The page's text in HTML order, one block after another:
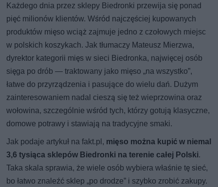
Każdego dnia przez sklepy Biedronki przewija się ponad
pięć milionów klientów. Wśród najczęściej kupowanych
produktów mięso wciąż zajmuje jedno z czołowych miejsc
w polskich koszykach. Jak tłumaczy Mateusz Mierzwa,
dyrektor kategorii mięs w sieci Biedronka, najwięcej osób
sięga po drób — traktowany jako mięso „na wszystko”,
łatwe do przyrządzenia i pasujące do wielu dań. Dużym
zainteresowaniem nadal cieszą się też wieprzowina oraz
wołowina, szczególnie wśród tych, którzy gotują klasyczne,
domowe potrawy i stawiają na tradycyjne smaki.
Jak podaje artykuł na fakt.pl, mięso można kupić w niemal
3,6 tysiąca sklepów Biedronki na terenie całej Polski.
Taka skala sprawia, że wiele osób wybiera właśnie tę sieć,
bo łatwo znaleźć sklep „po drodze” i szybko zrobić zakupy.